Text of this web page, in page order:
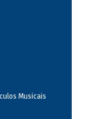
Musicais